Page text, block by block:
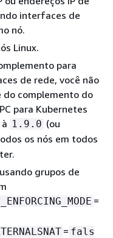
interfaces de
nó.
Linux.
para
de rede, você não
complemento do
para Kubernetes
1.9.0 (ou
os nós em todos
grupos de
=
= fals